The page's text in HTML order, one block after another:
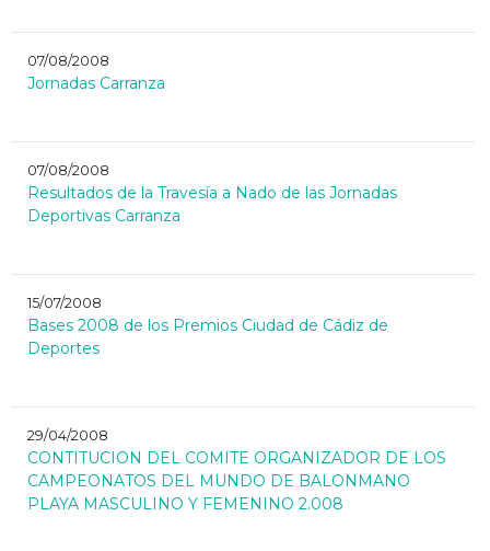
07/08/2008
Jornadas Carranza
07/08/2008
Resultados de la Travesía a Nado de las Jornadas
Deportivas Carranza
15/07/2008
Bases 2008 de los Premios Ciudad de Cádiz de
Deportes
29/04/2008
CONTITUCION DEL COMITE ORGANIZADOR DE LOS
CAMPEONATOS DEL MUNDO DE BALONMANO
PLAYA MASCULINO Y FEMENINO 2.008